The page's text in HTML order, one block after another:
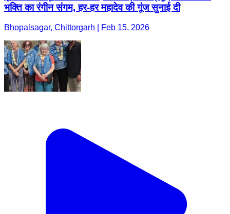
भक्ति का रंगीन संगम, हर-हर महादेव की गूंज सुनाई दी
Bhopalsagar, Chittorgarh | Feb 15, 2026